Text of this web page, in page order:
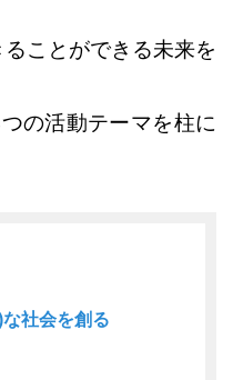
ことができる未来を
の活動テーマを柱に
社会を創る